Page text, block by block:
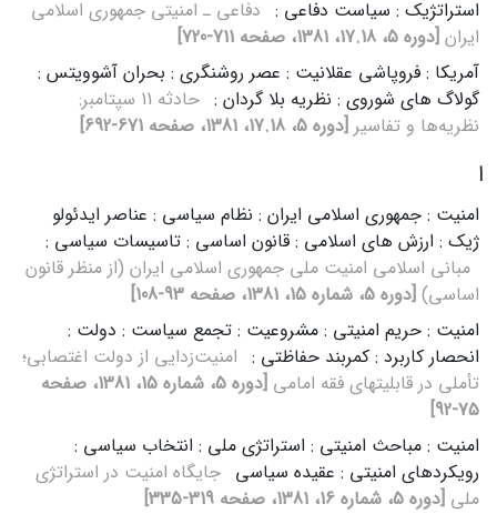
استراتژیک : سیاست دفاعی : دفاعی‌ ـ امنیتی‌ جمهوری‌ اسلامی‌
ایران‌ [دوره 5، 17.18، 1381، صفحه 711-720]
آمریکا : فروپاشی عقلانیت : عصر روشنگری : بحران آشوویتس :
گولاگ های شوروی : نظریه بلا گردان :
حادثه‌ 11 سپتامبر:
نظریه‌ها و تفاسیر [دوره 5، 17.18، 1381، صفحه 671-692]
ا
امنیت : جمهوری اسلامی ایران : نظام سیاسی : عناصر ایدئولو
ژیک : ارزش های اسلامی : قانون اساسی : تاسیسات سیاسی :
مبانی‌ اسلامی‌ امنیت‌ ملی‌ جمهوری‌ اسلامی‌ ایران‌ (از منظر قانون‌
اساسی‌) [دوره 5، شماره 15، 1381، صفحه 93-108]
امنیت : حریم امنیتی : مشروعیت : تجمع سیاست : دولت :
انحصار کاربرد : کمربند حفاظتی : امنیت‌زدایی‌ از دولت‌ اغتصابی‌؛
تأملی‌ در قابلیتهای‌ فقه‌ امامی‌
[دوره 5، شماره 15، 1381، صفحه
75-92]
امنیت : مباحث امنیتی : استراتژی ملی : انتخاب سیاسی :
رویکردهای امنیتی : عقیده سیاسی جایگاه‌ امنیت‌ در استراتژی‌
ملی [دوره 5، شماره 16، 1381، صفحه 319-335]